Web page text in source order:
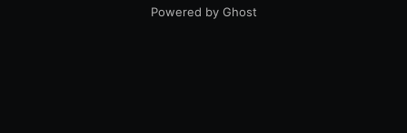
Powered by Ghost